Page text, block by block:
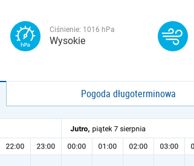
Ciśnienie: 1016 hPa
Wysokie
Pogoda długoterminowa